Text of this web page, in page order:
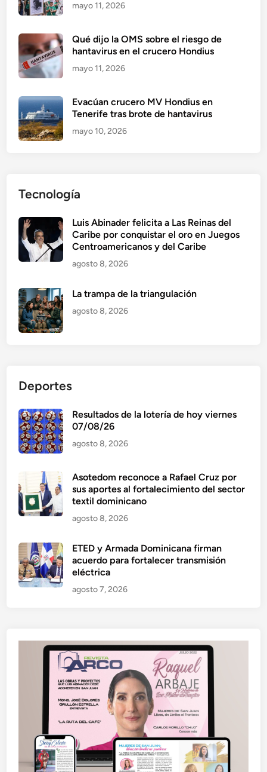
mayo 11, 2026
Qué dijo la OMS sobre el riesgo de
hantavirus en el crucero Hondius
mayo 11, 2026
Evacúan crucero MV Hondius en
Tenerife tras brote de hantavirus
mayo 10, 2026
Tecnología
Luis Abinader felicita a Las Reinas del
Caribe por conquistar el oro en Juegos
Centroamericanos y del Caribe
agosto 8, 2026
La trampa de la triangulación
agosto 8, 2026
Deportes
Resultados de la lotería de hoy viernes
07/08/26
agosto 8, 2026
Asotedom reconoce a Rafael Cruz por
sus aportes al fortalecimiento del sector
textil dominicano
agosto 8, 2026
ETED y Armada Dominicana firman
acuerdo para fortalecer transmisión
eléctrica
agosto 7, 2026